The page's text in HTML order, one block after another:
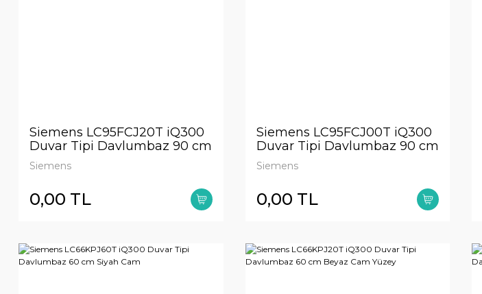
Siemens LC95FCJ20T iQ300
Duvar Tipi Davlumbaz 90 cm
Beyaz Cam Yüzey
Siemens
0,00 TL
Siemens LC95FCJ00T iQ300
Duvar Tipi Davlumbaz 90 cm
clear glass titanium printed
Siemens
0,00 TL